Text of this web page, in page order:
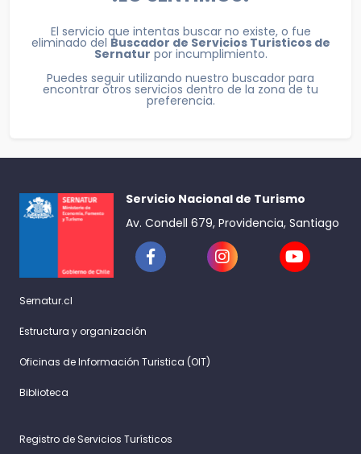
El servicio que intentas buscar no existe, o fue
eliminado del Buscador de Servicios Turisticos de
Sernatur por incumplimiento.
Puedes seguir utilizando nuestro buscador para
encontrar otros servicios dentro de la zona de tu
preferencia.
Servicio Nacional de Turismo
Av. Condell 679, Providencia, Santiago
Sernatur.cl
Estructura y organización
Oficinas de Información Turistica (OIT)
Biblioteca
Registro de Servicios Turísticos